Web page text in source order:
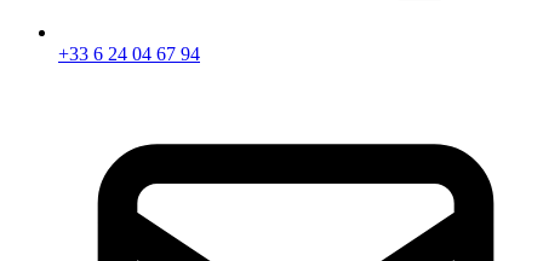
+33 6 24 04 67 94